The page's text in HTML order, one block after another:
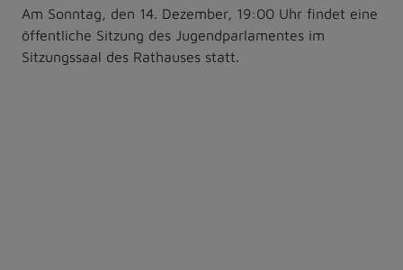
Am Sonntag, den 14. Dezember, 19:00 Uhr findet eine
öffentliche Sitzung des Jugendparlamentes im
Sitzungssaal des Rathauses statt.